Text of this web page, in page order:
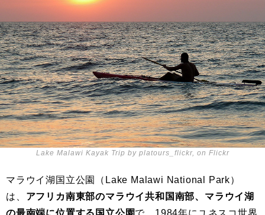
Lake Malawi Kayak Trip by platours_flickr, on Flickr
マラウイ湖国立公園（Lake Malawi National Park）
は、 アフリカ南東部のマラウイ共和国南部、マラウイ湖
の最南端に位置する国立公園で、1984年にユネスコ世界